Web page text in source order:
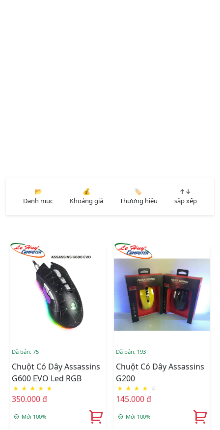
📂
Danh mục
💰
Khoảng giá
🏷️
Thương hiệu
↑↓
sắp xếp
Đã bán: 75
Chuột Có Dây Assassins
G600 EVO Led RGB
★ ★ ★ ★ ★
350.000 đ
Mới 100%
Đã bán: 193
Chuột Có Dây Assassins
G200
★ ★ ★ ★ ☆
145.000 đ
Mới 100%